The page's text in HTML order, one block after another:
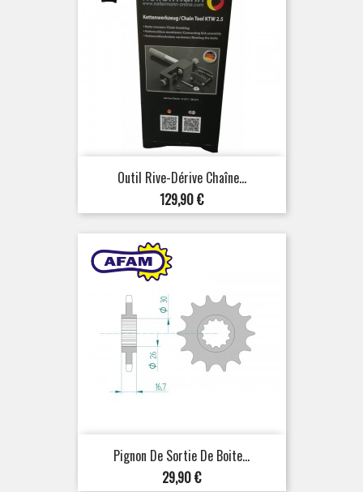
Outil Rive-Dérive Chaîne...
Prix
129,90 €
Pignon De Sortie De Boite...
Prix
29,90 €